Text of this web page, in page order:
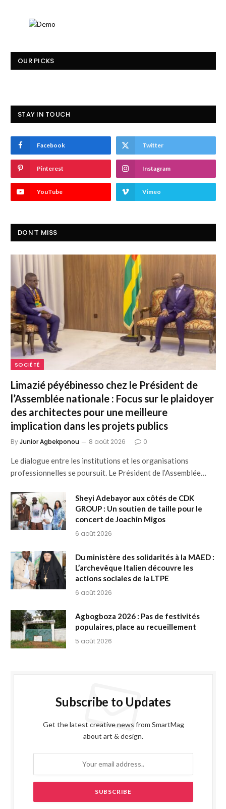
OUR PICKS
STAY IN TOUCH
Facebook Twitter
Pinterest Instagram
YouTube Vimeo
DON'T MISS
SOCIÉTÉ
Limazié péyébinesso chez le Président de
l’Assemblée nationale : Focus sur le plaidoyer
des architectes pour une meilleure
implication dans les projets publics
ByJunior Agbekponou 8 août 2026 0
Le dialogue entre les institutions et les organisations
professionnelles se poursuit. Le Président de l’Assemblée…
Sheyi Adebayor aux côtés de CDK
GROUP : Un soutien de taille pour le
concert de Joachin Migos
6 août 2026
Du ministère des solidarités à la MAED :
L’archevêque Italien découvre les
actions sociales de la LTPE
6 août 2026
Agbogboza 2026 : Pas de festivités
populaires, place au recueillement
5 août 2026
Subscribe to Updates
Get the latest creative news from SmartMag
about art & design.